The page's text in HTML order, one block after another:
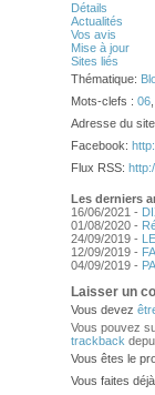
Détails
Actualités
Vos avis
Mise à jour
Sites liés
Thématique:
Mots-clefs : 06
Adresse du
Facebook:
Flux RSS:
Les derniers
16/06/2021 -
01/08/2020 -
24/09/2019 -
12/09/2019 -
04/09/2019 -
Laisser un
Vous devez
Vous pouvez
trackback
Vous êtes le
Vous faites